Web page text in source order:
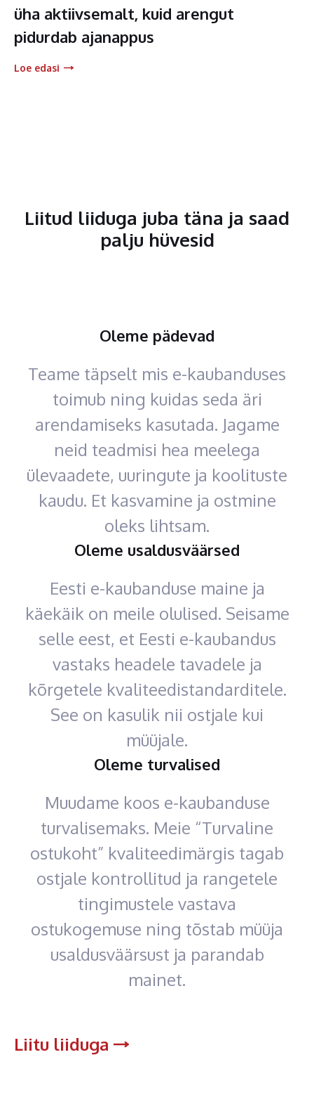
üha aktiivsemalt, kuid arengut
pidurdab ajanappus
Loe edasi
Liitud liiduga juba täna ja saad
palju hüvesid
Oleme pädevad
Teame täpselt mis e-kaubanduses
toimub ning kuidas seda äri
arendamiseks kasutada. Jagame
neid teadmisi hea meelega
ülevaadete, uuringute ja koolituste
kaudu. Et kasvamine ja ostmine
oleks lihtsam.
Oleme usaldusväärsed
Eesti e-kaubanduse maine ja
käekäik on meile olulised. Seisame
selle eest, et Eesti e-kaubandus
vastaks headele tavadele ja
kõrgetele kvaliteedistandarditele.
See on kasulik nii ostjale kui
müüjale.
Oleme turvalised
Muudame koos e-kaubanduse
turvalisemaks. Meie “Turvaline
ostukoht” kvaliteedimärgis tagab
ostjale kontrollitud ja rangetele
tingimustele vastava
ostukogemuse ning tõstab müüja
usaldusväärsust ja parandab
mainet.
Liitu liiduga